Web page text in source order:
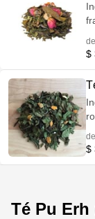
$
romero.
$
Té Pu Erh